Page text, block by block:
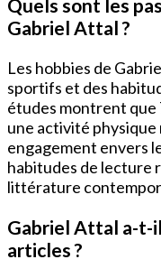
Quels sont les
Gabriel Attal ?
Les hobbies de
sportifs et des
études montrent que
une activité
engagement envers
habitudes de lecture
littérature
Gabriel Attal a-t-
articles ?